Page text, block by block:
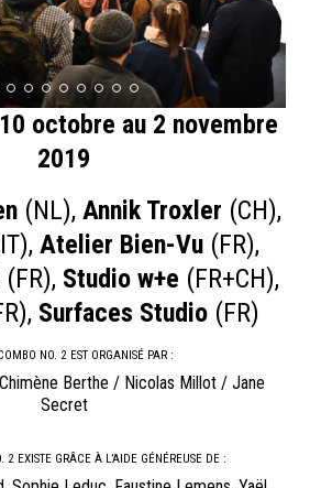
octobre au 2 novembre
2019
(NL), Annik Troxler (CH),
Atelier Bien-Vu(FR),
(FR), Studio w+e (FR+CH),
Surfaces Studio(FR)
NO. 2 EST ORGANISÉ PAR :
Berthe / Nicolas Millot / Jane
Secret
2 EXISTE GRÂCE À L’AIDE GÉNÉREUSE DE :